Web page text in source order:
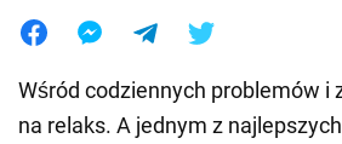
Wśród codziennych problemów i
na relaks. A jednym z